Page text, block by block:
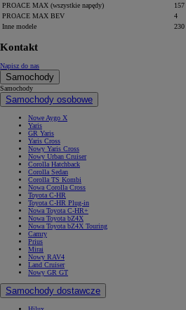
PROACE MAX (wszystkie napędy)
157
PROACE MAX BEV
4
Inne modele
230
Kontakt
Napisz do nas
Samochody
Samochody
Samochody osobowe
Nowe Aygo X
Yaris
GR Yaris
Yaris Cross
Nowy Yaris Cross
Nowy Urban Cruiser
Corolla Hatchback
Corolla Sedan
Corolla TS Kombi
Nowa Corolla Cross
Toyota C-HR
Toyota C-HR Plug-in
Nowa Toyota C-HR+
Nowa Toyota bZ4X
Nowa Toyota bZ4X Touring
Camry
Prius
Mirai
Nowy RAV4
Land Cruiser
Nowy GR GT
Samochody dostawcze